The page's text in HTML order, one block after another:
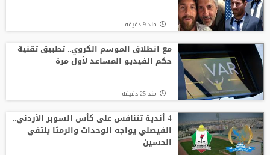
الاتحاد يواصل صدارة الدوري النسوي تحت 14
وفاة والد ليونيل ميسي عن 68 عاما
منذ3 ساعة
منذ 9 دقيقة
مع انطلاق الموسم الكروي.. تطبيق تقنية
حكم الفيديو المساعد لأول مرة
منذ 25 دقيقة
4 أندية تتنافس على كأس السوبر الأردني..
الفيصلي يواجه الوحدات والرمثا يلتقي
الحسين